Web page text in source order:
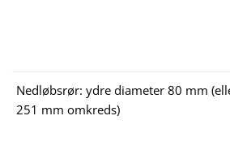
Nedløbsrør: ydre diameter 80 mm
251 mm omkreds)